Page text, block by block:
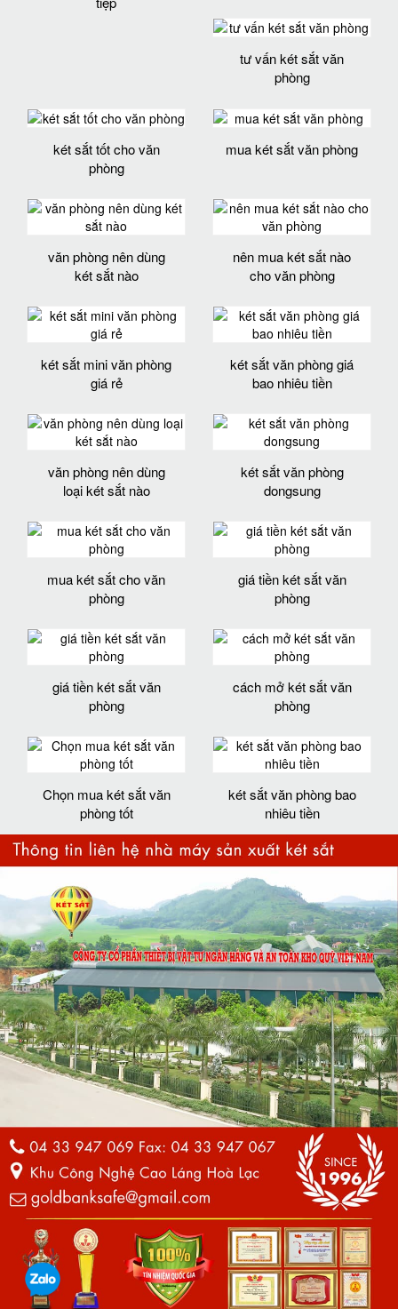
tư vấn két sắt văn
phòng
két sắt tốt cho văn
phòng
mua két sắt văn phòng
văn phòng nên dùng
két sắt nào
nên mua két sắt nào
cho văn phòng
két sắt mini văn phòng
giá rẻ
két sắt văn phòng giá
bao nhiêu tiền
văn phòng nên dùng
loại két sắt nào
két sắt văn phòng
dongsung
mua két sắt cho văn
phòng
giá tiền két sắt văn
phòng
giá tiền két sắt văn
phòng
cách mở két sắt văn
phòng
Chọn mua két sắt văn
phòng tốt
két sắt văn phòng bao
nhiêu tiền